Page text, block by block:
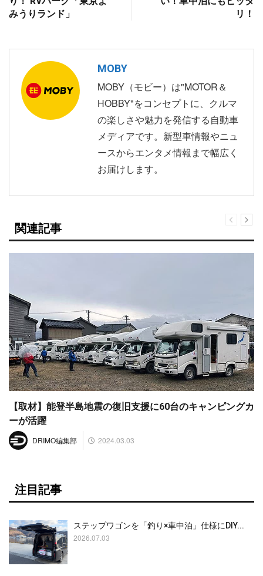
みうりランド」
リ！
MOBY
MOBY（モビー）は"MOTOR＆
HOBBY"をコンセプトに、クルマ
の楽しさや魅力を発信する自動車
メディアです。新型車情報やニュ
ースからエンタメ情報まで幅広く
お届けします。
関連記事
【取材】能登半島地震の復旧支援に60台のキャンピングカ
ーが活躍
DRIMO編集部 2024.03.03
注目記事
ステップワゴンを「釣り×車中泊」仕様にDIY...
2026.07.03